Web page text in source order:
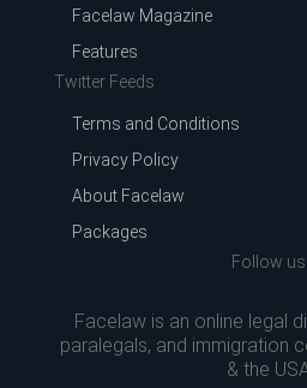
Facelaw Magazine
Features
Twitter Feeds
Terms and Conditions
Privacy Policy
About Facelaw
Packages
Follow us
Facelaw is an online legal
paralegals, and immigration
& the